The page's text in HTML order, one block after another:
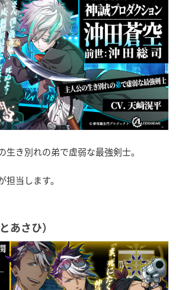
生き別れの弟で虚弱な最強剣士。
当します。
あさひ）